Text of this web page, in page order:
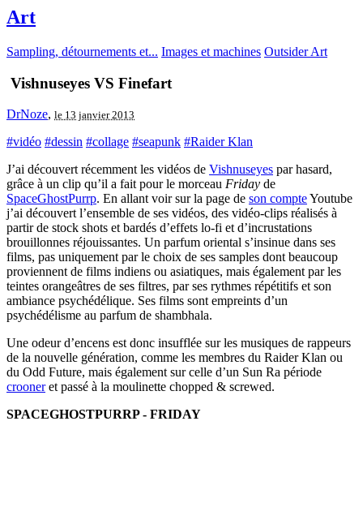
Art
Sampling, détournements et... Images et machines Outsider Art
Vishnuseyes VS Finefart
DrNoze, le 13 janvier 2013
#vidéo #dessin #collage #seapunk #Raider Klan
J’ai découvert récemment les vidéos de Vishnuseyes par hasard,
grâce à un clip qu’il a fait pour le morceau Friday de
SpaceGhostPurrp. En allant voir sur la page de son compteYoutube
j’ai découvert l’ensemble de ses vidéos, des vidéo-clips réalisés à
partir de stock shots et bardés d’effets lo-fi et d’incrustations
brouillonnes réjouissantes. Un parfum oriental s’insinue dans ses
films, pas uniquement par le choix de ses samples dont beaucoup
proviennent de films indiens ou asiatiques, mais également par les
teintes orangeâtres de ses filtres, par ses rythmes répétitifs et son
ambiance psychédélique. Ses films sont empreints d’un
psychédélisme au parfum de shambhala.
Une odeur d’encens est donc insufflée sur les musiques de rappeurs
de la nouvelle génération, comme les membres du Raider Klan ou
du Odd Future, mais également sur celle d’un Sun Ra période
crooneret passé à la moulinette chopped & screwed.
SPACEGHOSTPURRP - FRIDAY